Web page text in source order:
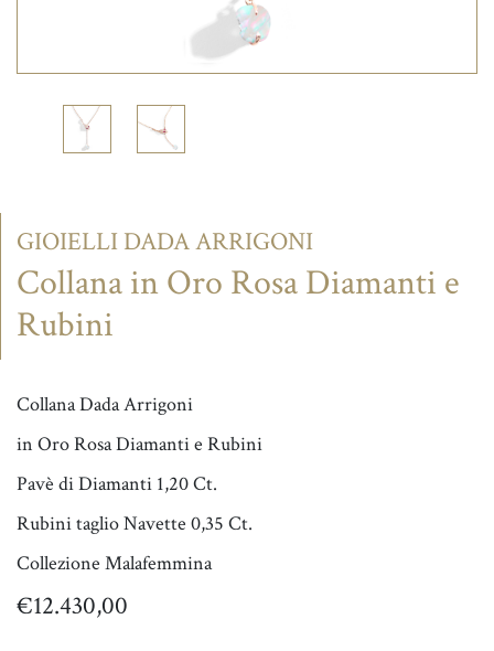
GIOIELLI DADA ARRIGONI
Collana in Oro Rosa Diamanti e
Rubini
Collana Dada Arrigoni
in Oro Rosa Diamanti e Rubini
Pavè di Diamanti 1,20 Ct.
Rubini taglio Navette 0,35 Ct.
Collezione Malafemmina
€12.430,00